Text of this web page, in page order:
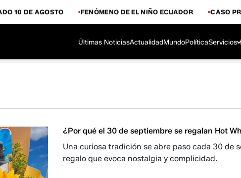
10 DE AGOSTO FENÓMENO DE EL NIÑO ECUADOR CASO
Últimas NoticiasActualidadMundoPolíticaServicios
¿Por qué el 30 de septiembre se regalan Hot
Una curiosa tradición se abre paso cada 30 de
regalo que evoca nostalgia y complicidad.